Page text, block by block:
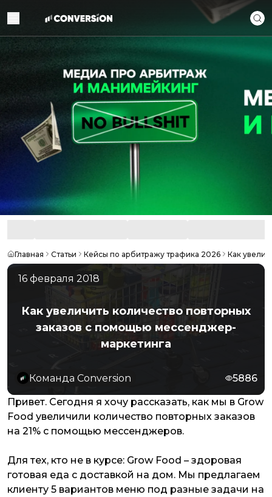
Главная Статьи Кейсы по арбитражу трафика 2026 Как
16 февраля 2018
Как увеличить количество повторных
заказов с помощью мессенджер-
маркетинга
Команда Conversion 5886
Привет. Сегодня я хочу рассказать, как мы в Grow
Food увеличили количество повторных заказов
на 21% с помощью мессенджеров.
Для тех, кто не в курсе: Grow Food – здоровая
готовая еда с доставкой на дом. Мы предлагаем
клиенту 5 вариантов меню под разные задачи на